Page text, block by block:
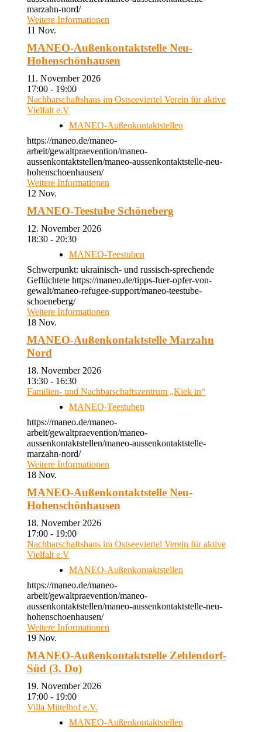
marzahn-nord/
Weitere Informationen
11 Nov.
MANEO-Außenkontaktstelle Neu-
Hohenschönhausen
11. November 2026
17:00 - 19:00
Nachbarschaftshaus im Ostseeviertel Verein für aktive
Vielfalt e.V
MANEO-Außenkontaktstellen
https://maneo.de/maneo-
arbeit/gewaltpraevention/maneo-
aussenkontaktstellen/maneo-aussenkontaktstelle-neu-
hohenschoenhausen/
Weitere Informationen
12 Nov.
MANEO-Teestube Schöneberg
12. November 2026
18:30 - 20:30
MANEO-Teestuben
Schwerpunkt: ukrainisch- und russisch-sprechende
Geflüchtete https://maneo.de/tipps-fuer-opfer-von-
gewalt/maneo-refugee-support/maneo-teestube-
schoeneberg/
Weitere Informationen
18 Nov.
MANEO-Außenkontaktstelle Marzahn
Nord
18. November 2026
13:30 - 16:30
Familien- und Nachbarschaftszentrum „Kiek in“
MANEO-Teestuben
https://maneo.de/maneo-
arbeit/gewaltpraevention/maneo-
aussenkontaktstellen/maneo-aussenkontaktstelle-
marzahn-nord/
Weitere Informationen
18 Nov.
MANEO-Außenkontaktstelle Neu-
Hohenschönhausen
18. November 2026
17:00 - 19:00
Nachbarschaftshaus im Ostseeviertel Verein für aktive
Vielfalt e.V
MANEO-Außenkontaktstellen
https://maneo.de/maneo-
arbeit/gewaltpraevention/maneo-
aussenkontaktstellen/maneo-aussenkontaktstelle-neu-
hohenschoenhausen/
Weitere Informationen
19 Nov.
MANEO-Außenkontaktstelle Zehlendorf-
Süd (3. Do)
19. November 2026
17:00 - 19:00
Villa Mittelhof e.V.
MANEO-Außenkontaktstellen